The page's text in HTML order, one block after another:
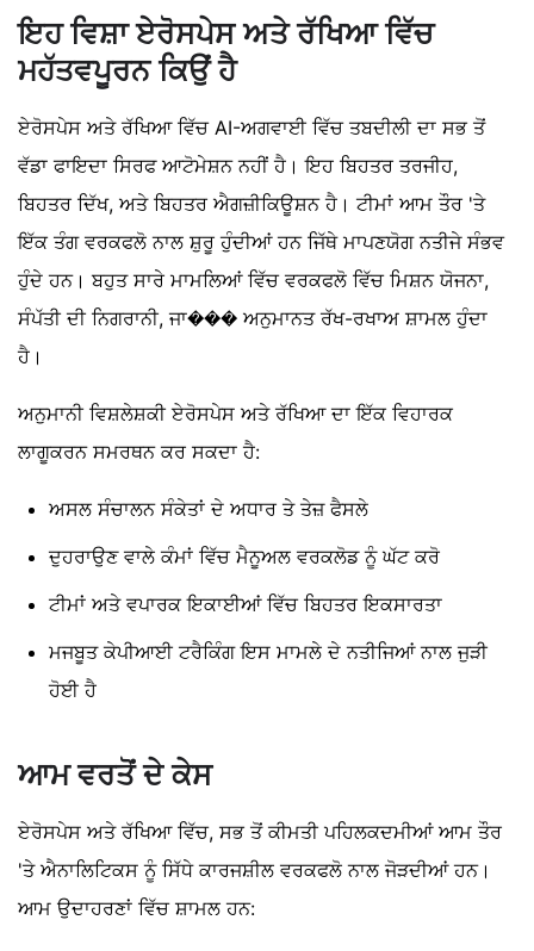
ਇਹ ਵਿਸ਼ਾ ਏਰੋਸਪੇਸ ਅਤੇ ਰੱਖਿਆ ਵਿੱਚ
ਮਹੱਤਵਪੂਰਨ ਕਿਉਂ ਹੈ
ਏਰੋਸਪੇਸ ਅਤੇ ਰੱਖਿਆ ਵਿੱਚ AI-ਅਗਵਾਈ ਵਿੱਚ ਤਬਦੀਲੀ ਦਾ ਸਭ ਤੋਂ
ਵੱਡਾ ਫਾਇਦਾ ਸਿਰਫ ਆਟੋਮੇਸ਼ਨ ਨਹੀਂ ਹੈ। ਇਹ ਬਿਹਤਰ ਤਰਜੀਹ,
ਬਿਹਤਰ ਦਿੱਖ, ਅਤੇ ਬਿਹਤਰ ਐਗਜ਼ੀਕਿਊਸ਼ਨ ਹੈ। ਟੀਮਾਂ ਆਮ ਤੌਰ 'ਤੇ
ਇੱਕ ਤੰਗ ਵਰਕਫਲੋ ਨਾਲ ਸ਼ੁਰੂ ਹੁੰਦੀਆਂ ਹਨ ਜਿੱਥੇ ਮਾਪਣਯੋਗ ਨਤੀਜੇ ਸੰਭਵ
ਹੁੰਦੇ ਹਨ। ਬਹੁਤ ਸਾਰੇ ਮਾਮਲਿਆਂ ਵਿੱਚ ਵਰਕਫਲੋ ਵਿੱਚ ਮਿਸ਼ਨ ਯੋਜਨਾ,
ਸੰਪੱਤੀ ਦੀ ਨਿਗਰਾਨੀ, ਜਾ��� ਅਨੁਮਾਨਤ ਰੱਖ-ਰਖਾਅ ਸ਼ਾਮਲ ਹੁੰਦਾ
ਹੈ।
ਅਨੁਮਾਨੀ ਵਿਸ਼ਲੇਸ਼ਕੀ ਏਰੋਸਪੇਸ ਅਤੇ ਰੱਖਿਆ ਦਾ ਇੱਕ ਵਿਹਾਰਕ
ਲਾਗੂਕਰਨ ਸਮਰਥਨ ਕਰ ਸਕਦਾ ਹੈ:
ਅਸਲ ਸੰਚਾਲਨ ਸੰਕੇਤਾਂ ਦੇ ਅਧਾਰ ਤੇ ਤੇਜ਼ ਫੈਸਲੇ
ਦੁਹਰਾਉਣ ਵਾਲੇ ਕੰਮਾਂ ਵਿੱਚ ਮੈਨੂਅਲ ਵਰਕਲੋਡ ਨੂੰ ਘੱਟ ਕਰੋ
ਟੀਮਾਂ ਅਤੇ ਵਪਾਰਕ ਇਕਾਈਆਂ ਵਿੱਚ ਬਿਹਤਰ ਇਕਸਾਰਤਾ
ਮਜਬੂਤ ਕੇਪੀਆਈ ਟਰੈਕਿੰਗ ਇਸ ਮਾਮਲੇ ਦੇ ਨਤੀਜਿਆਂ ਨਾਲ ਜੁੜੀ
ਹੋਈ ਹੈ
ਆਮ ਵਰਤੋਂ ਦੇ ਕੇਸ
ਏਰੋਸਪੇਸ ਅਤੇ ਰੱਖਿਆ ਵਿੱਚ, ਸਭ ਤੋਂ ਕੀਮਤੀ ਪਹਿਲਕਦਮੀਆਂ ਆਮ ਤੌਰ
'ਤੇ ਐਨਾਲਿਟਿਕਸ ਨੂੰ ਸਿੱਧੇ ਕਾਰਜਸ਼ੀਲ ਵਰਕਫਲੋ ਨਾਲ ਜੋੜਦੀਆਂ ਹਨ।
ਆਮ ਉਦਾਹਰਣਾਂ ਵਿੱਚ ਸ਼ਾਮਲ ਹਨ: